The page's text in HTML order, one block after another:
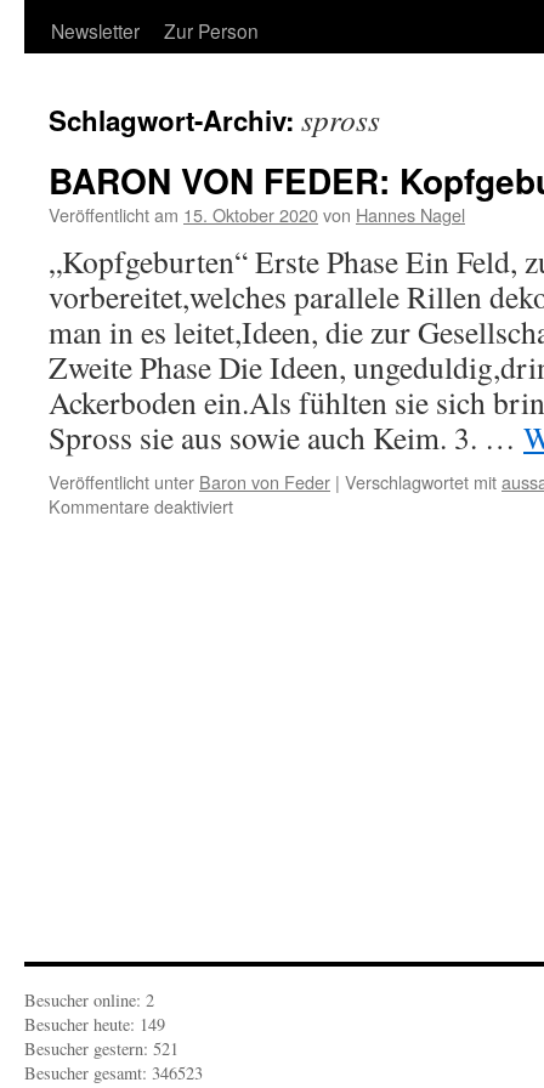
Newsletter
Zur Person
Schlagwort-Archiv: spross
BARON VON FEDER:
Veröffentlicht am 15. Oktober 2020von Hannes Nagel
„Kopfgeburten“ Erste Phase Ein Feld,
vorbereitet,welches parallele Rillen
man in es leitet,Ideen, die zur
Zweite Phase Die Ideen,
Ackerboden ein.Als fühlten sie sich
Spross sie aus sowie auch Keim. 3. …
Veröffentlicht unter Baron von Feder | Verschlagwortet mit
Kommentare deaktiviertfür
Besucher online: 2
Besucher heute: 149
Besucher gestern: 521
Besucher gesamt: 346523